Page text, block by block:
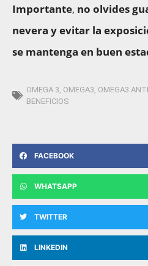
Importante, no olvides
nevera y evitar la
se mantenga en buen
OMEGA 3, OMEGA3, OMEGA3
BENEFICIOS
FACEBOOK
WHATSAPP
TWITTER
LINKEDIN